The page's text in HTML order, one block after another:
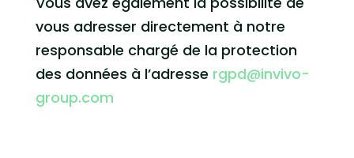
vous adresser directement à notre
responsable chargé de la protection
des données à l’adresse rgpd@invivo-
group.com